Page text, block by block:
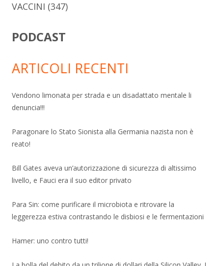
VACCINI (347)
PODCAST
ARTICOLI RECENTI
Vendono limonata per strada e un disadattato mentale li
denuncia!!!
Paragonare lo Stato Sionista alla Germania nazista non è
reato!
Bill Gates aveva un’autorizzazione di sicurezza di altissimo
livello, e Fauci era il suo editor privato
Para Sin: come purificare il microbiota e ritrovare la
leggerezza estiva contrastando le disbiosi e le fermentazioni
Hamer: uno contro tutti!